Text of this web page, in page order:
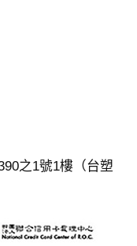
之1號1樓（台塑